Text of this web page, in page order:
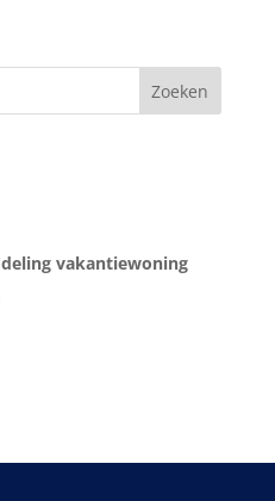
vakantiewoning